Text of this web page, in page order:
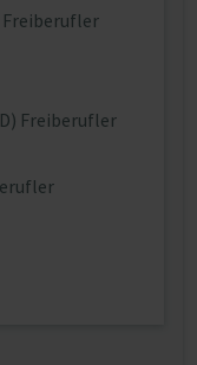
Freiberufler